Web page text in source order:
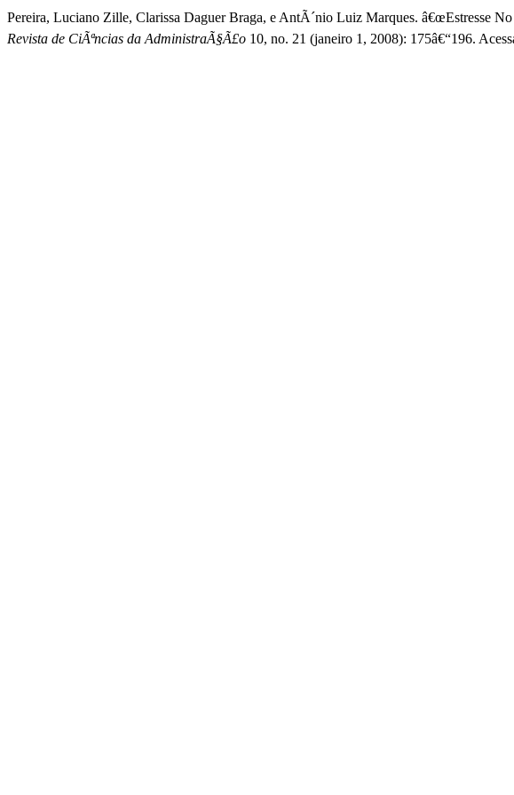
Pereira, Luciano Zille, Clarissa Daguer Braga, e AntÃ´nio Luiz Marques. â€œEstresse
Revista de CiÃªncias da AdministraÃ§Ã£o 10, no. 21 (janeiro 1, 2008): 175â€“196.